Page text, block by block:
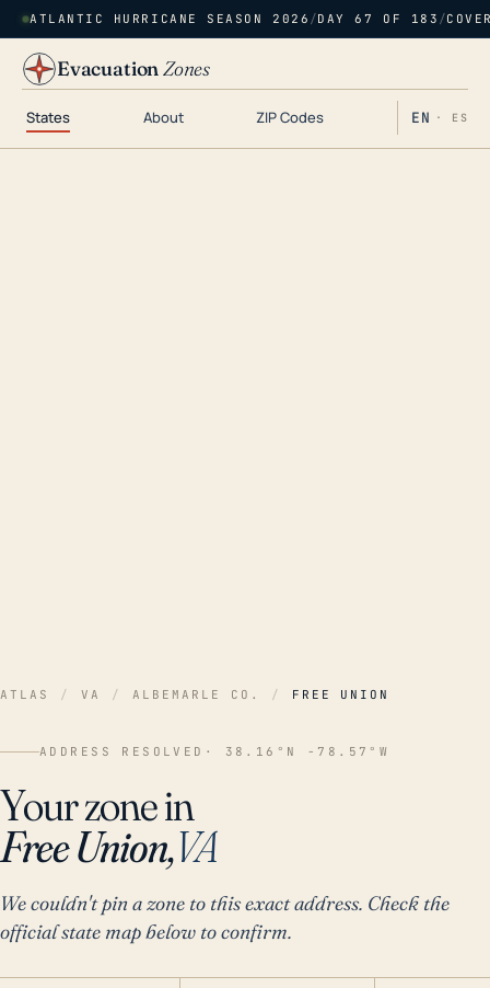
ATLANTIC HURRICANE SEASON 2026 /DAY 67 OF 183 /
EvacuationZones
States About ZIP Codes EN · ES
ATLAS / VA / ALBEMARLE CO. / FREE UNION
ADDRESS RESOLVED · 38.16°N -78.57°W
Your zone in
Free Union,VA
We couldn't pin a zone to this exact address. Check the
official state map below to confirm.